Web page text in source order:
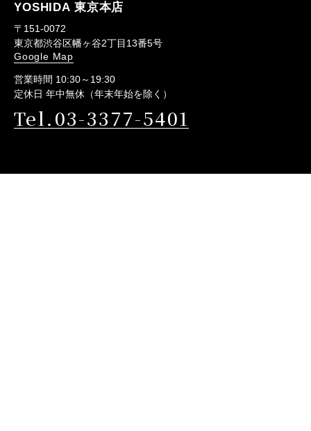
YOSHIDA 東京本店
〒151-0072
東京都渋谷区幡ヶ谷2丁目13番5号
Google Map
営業時間 10:30～19:30
定休日 年中無休（年末年始を除く）
Tel.03-3377-5401